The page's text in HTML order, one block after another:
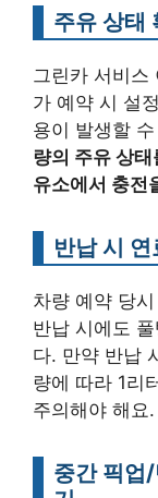
주유 상태
그린카 서비스
가 예약 시 설
용이 발생할
량의 주유 상
유소에서 충전
반납 시
차량 예약 당
반납 시에도
다. 만약 반납
량에 따라 1리
주의해야 해요.
중간 픽업